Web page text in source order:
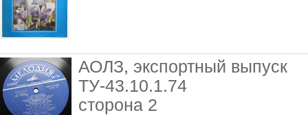
АОЛЗ, экспортный выпуск
ТУ-43.10.1.74
сторона 2